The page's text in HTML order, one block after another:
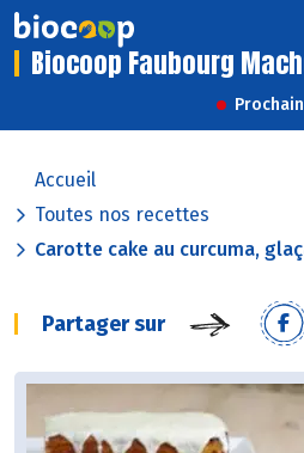
Biocoop Faubourg
Accueil
Toutes nos recettes
Carotte cake au curcuma,
Partager sur